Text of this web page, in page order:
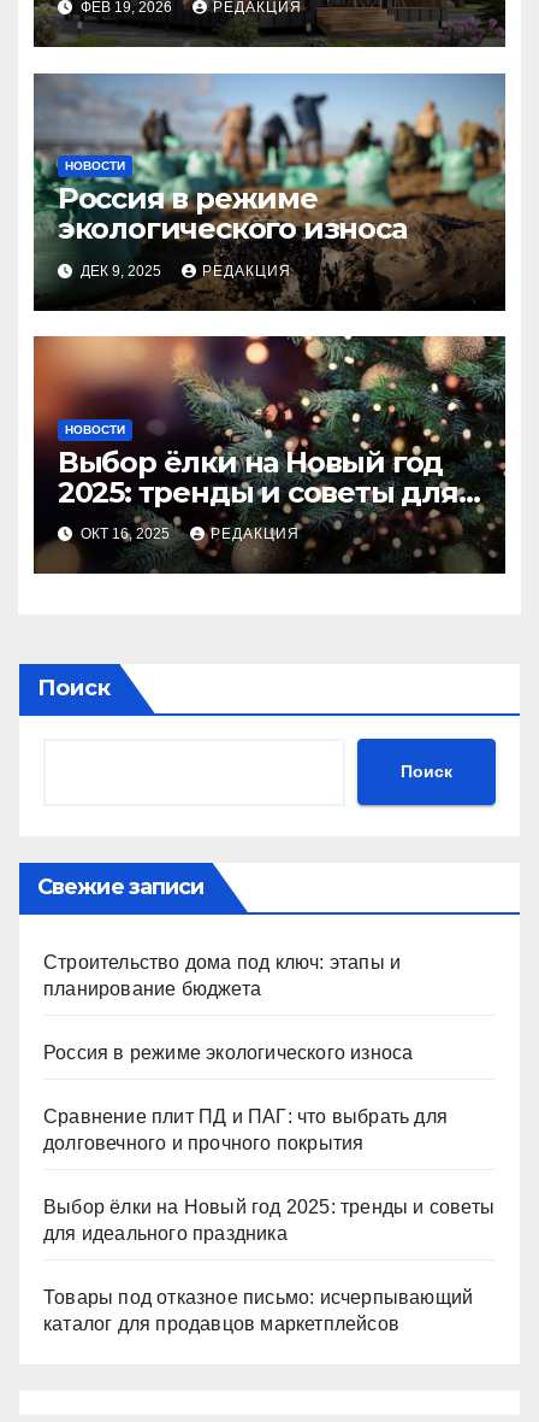
ФЕВ 19, 2026 РЕДАКЦИЯ
НОВОСТИ
Россия в режиме
экологического износа
ДЕК 9, 2025 РЕДАКЦИЯ
НОВОСТИ
Выбор ёлки на Новый год
2025: тренды и советы для
идеального праздника
ОКТ 16, 2025 РЕДАКЦИЯ
Поиск
Поиск
Свежие записи
Строительство дома под ключ: этапы и
планирование бюджета
Россия в режиме экологического износа
Сравнение плит ПД и ПАГ: что выбрать для
долговечного и прочного покрытия
Выбор ёлки на Новый год 2025: тренды и советы
для идеального праздника
Товары под отказное письмо: исчерпывающий
каталог для продавцов маркетплейсов